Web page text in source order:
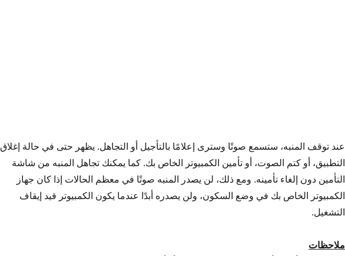
عند توقف المنبه، ستسمع صوتًا وسترى إعلامًا بالتأجيل أو التجاهل. يظهر حتى في حالة إغلاق
التطبيق، أو كتم الصوت، أو تأمين الكمبيوتر الخاص بك. كما يمكنك تجاهل المنبه من شاشة
التأمين دون إلغاء تأمينه. ومع ذلك، لن يصدر المنبه صوتًا في معظم الحالات إذا كان جهاز
الكمبيوتر الخاص بك في وضع السكون، ولن يصدره أبدًا عندما يكون الكمبيوتر قيد إيقاف
التشغيل.
ملاحظات